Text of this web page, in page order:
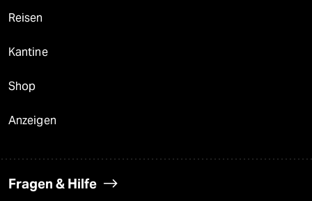
Reisen
Kantine
Shop
Anzeigen
Fragen & Hilfe